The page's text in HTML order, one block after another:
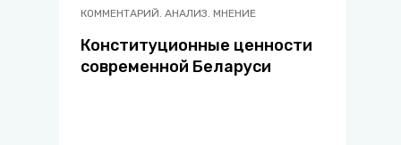
КОММЕНТАРИЙ. АНАЛИЗ. МНЕНИЕ
Конституционные ценности
современной Беларуси